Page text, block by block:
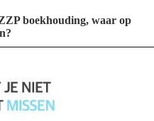
boekhouding, waar op